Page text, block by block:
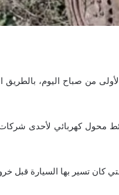
من صباح اليوم، بالطريق
كان تسير بها السيارة قبل